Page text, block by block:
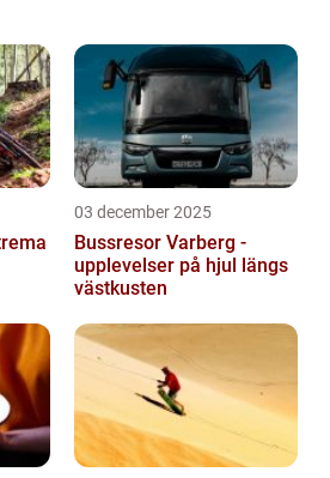
03 december 2025
Bussresor Varberg -
upplevelser på hjul längs
västkusten